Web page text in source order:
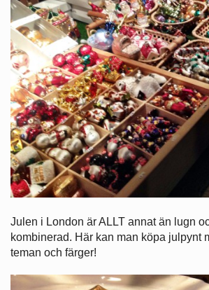
Julen i London är ALLT annat än lugn
kombinerad. Här kan man köpa julpynt
teman och färger!